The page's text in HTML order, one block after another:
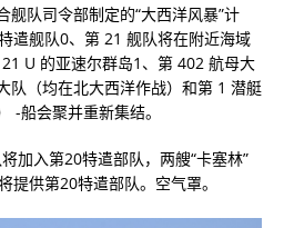
舰队司令部制定的“大西洋风暴”计
遣舰队0、第 21 舰队将在附近海域
U 的亚速尔群岛1、第 402 航母大
队（均在北大西洋作战）和第 1 潜艇
-船会聚并重新集结。
加入第20特遣部队，两艘“卡塞林”
提供第20特遣部队。空气罩。